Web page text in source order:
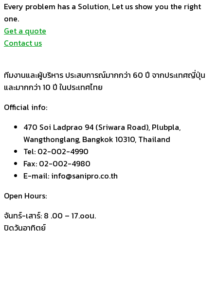
Every problem has a Solution, Let us show you the right
one.
Get a quote
Contact us
ทีมงานและผู้บริหาร ประสบการณ์มากกว่า 60 ปี จากประเทศญี่ปุ่น
และมากกว่า 10 ปี ในประเทศไทย
Official info:
470 Soi Ladprao 94 (Sriwara Road), Plubpla,
Wangthonglang, Bangkok 10310, Thailand
Tel: 02-002-4990
Fax: 02-002-4980
E-mail: info@sanipro.co.th
Open Hours:
จันทร์-เสาร์: 8 .00 – 17.ooน.
ปิดวันอาทิตย์